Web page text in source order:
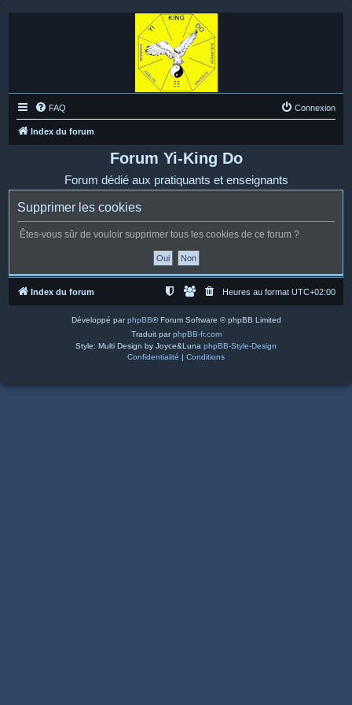
FAQ Connexion
Index du forum
Forum Yi-King Do
Forum dédié aux pratiquants et enseignants
Supprimer les cookies
Êtes-vous sûr de vouloir supprimer tous les cookies de ce forum ?
Index du forum Heures au format UTC+02:00
Développé parphpBB® Forum Software © phpBB Limited
Traduit parphpBB-fr.com
Style: Multi Design by Joyce&Luna phpBB-Style-Design
Confidentialité | Conditions